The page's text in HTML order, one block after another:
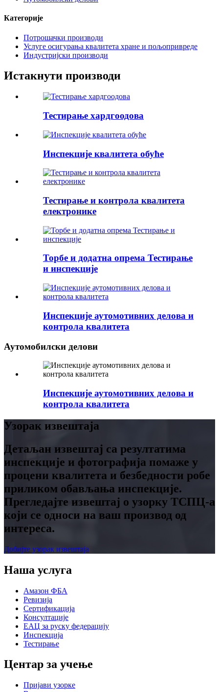
Категорије
Потрошачки производи
Услуге осигурања квалитета хране и пољопривреде
Индустријски производи
Истакнути производи
Тестирање хардгоодова
Инспекције квалитета обуће
Тестирање и контрола квалитета
електронике
Торбе и додатна опрема Тестирање
и инспекције
Инспекције аутомотивних делова и
контрола квалитета
Аутомобилски делови
Инспекције аутомотивних делова и
контрола квалитета
Узорак извештаја
Детаљан извештај са резултатима
инспекције и фотографија помаже у
процени квалитета и безбедности робе
приликом обављања инспекције.
Прегледајте извештај о узорку ТСПЦ-а
који се односи на ваш производ од
интереса.
Добијте узорак извештаја
Наша услуга
Амазон ФБА
Ревизија
Сертификација
Консултације
ЕАЦ за руску федерацију
Инспекција
Тестирање
Центар за учење
Пријави узорке